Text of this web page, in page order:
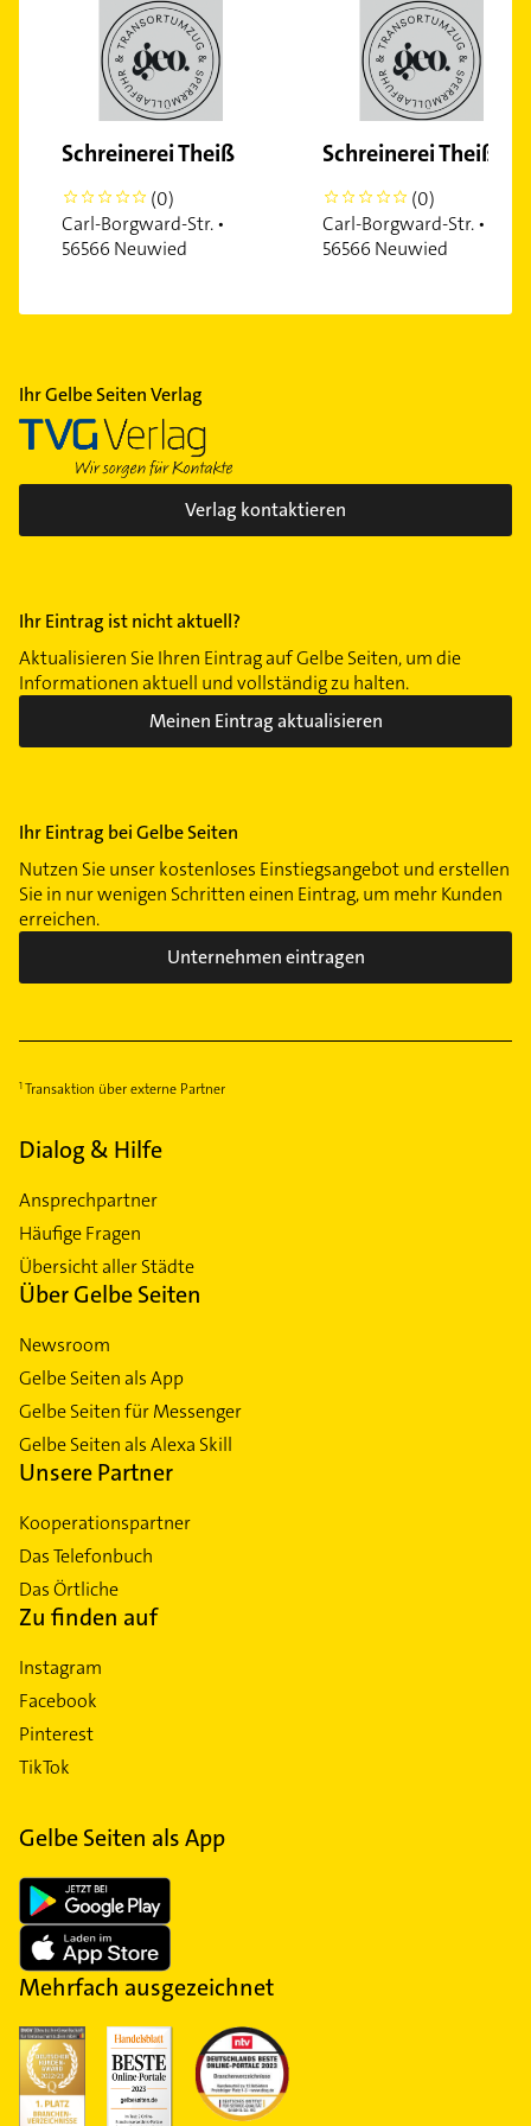
Schreinerei Theiß
0
(0)
Carl-Borgward-Str. •
56566 Neuwied
Schreinerei Theiß
0
(0)
Carl-Borgward-Str. •
56566 Neuwied
Ihr Gelbe Seiten Verlag
Verlag kontaktieren
Ihr Eintrag ist nicht aktuell?
Aktualisieren Sie Ihren Eintrag auf Gelbe Seiten, um die
Informationen aktuell und vollständig zu halten.
Meinen Eintrag aktualisieren
Ihr Eintrag bei Gelbe Seiten
Nutzen Sie unser kostenloses Einstiegsangebot und erstellen
Sie in nur wenigen Schritten einen Eintrag, um mehr Kunden
erreichen.
Unternehmen eintragen
Transaktion über externe Partner
Dialog & Hilfe
Ansprechpartner
Häufige Fragen
Übersicht aller Städte
Über Gelbe Seiten
Newsroom
Gelbe Seiten als App
Gelbe Seiten für Messenger
Gelbe Seiten als Alexa Skill
Unsere Partner
Kooperationspartner
Das Telefonbuch
Das Örtliche
Zu finden auf
Instagram
Facebook
Pinterest
TikTok
Gelbe Seiten als App
Mehrfach ausgezeichnet